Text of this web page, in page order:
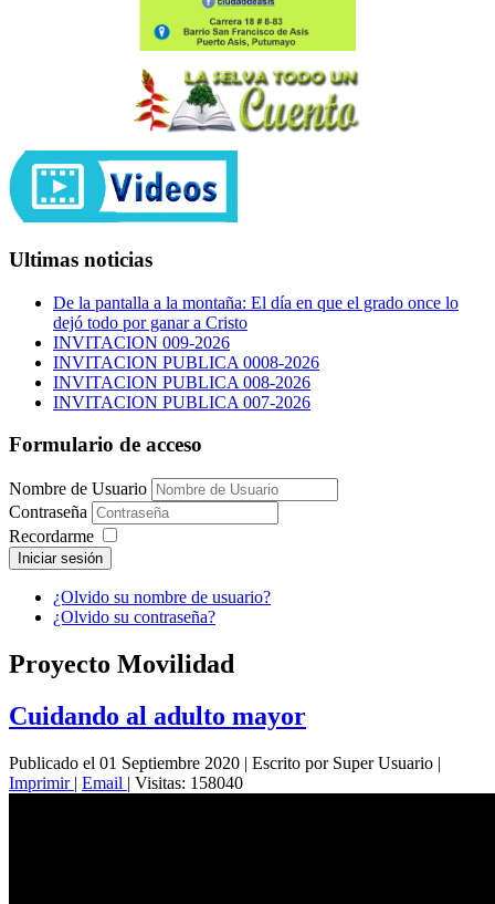
Ultimas noticias
De la pantalla a la montaña: El día en que el grado once lo
dejó todo por ganar a Cristo
INVITACION 009-2026
INVITACION PUBLICA 0008-2026
INVITACION PUBLICA 008-2026
INVITACION PUBLICA 007-2026
Formulario de acceso
Nombre de Usuario
Contraseña
Recordarme
Iniciar sesión
¿Olvido su nombre de usuario?
¿Olvido su contraseña?
Proyecto Movilidad
Cuidando al adulto mayor
Publicado el 01 Septiembre 2020 | Escrito por Super Usuario |
Imprimir | Email | Visitas: 158040